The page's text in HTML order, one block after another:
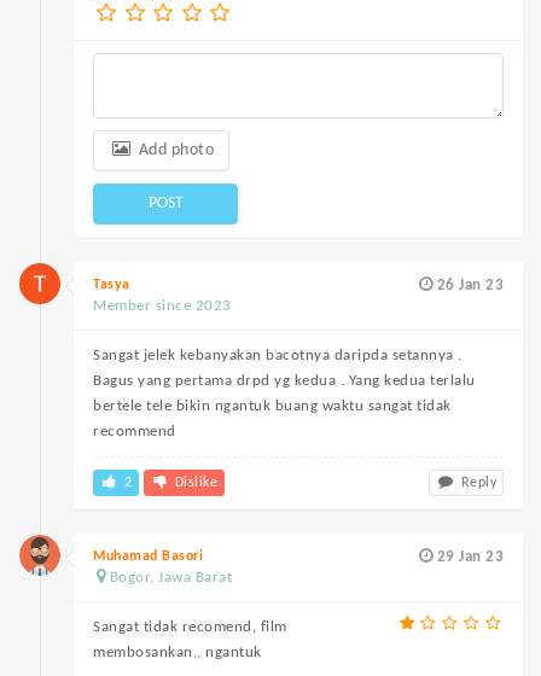
Add photo
POST
26 Jan 23
Tasya
Member since 2023
Sangat jelek kebanyakan bacotnya daripda setannya .
Bagus yang pertama drpd yg kedua . Yang kedua terlalu
bertele tele bikin ngantuk buang waktu sangat tidak
recommend
2 Dislike Reply
29 Jan 23
Muhamad Basori
Bogor, Jawa Barat
Sangat tidak recomend, film
membosankan,, ngantuk